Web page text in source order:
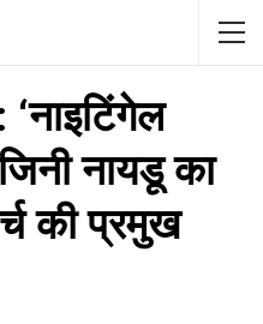
नायडू का
की प्रमुख